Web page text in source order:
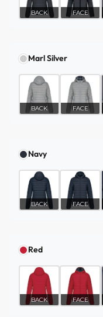
BACK FACE
Marl Silver
BACK FACE
Navy
BACK FACE
Red
BACK FACE